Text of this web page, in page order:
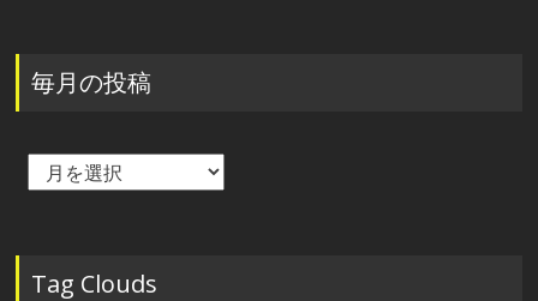
毎月の投稿
毎
稿
Tag Clouds